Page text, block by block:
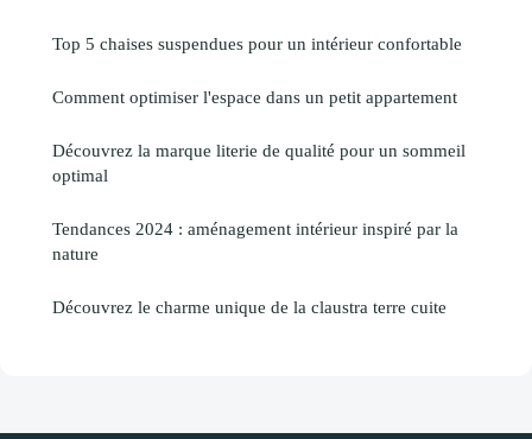
Top 5 chaises suspendues pour un intérieur confortable
Comment optimiser l'espace dans un petit appartement
Découvrez la marque literie de qualité pour un sommeil
optimal
Tendances 2024 : aménagement intérieur inspiré par la
nature
Découvrez le charme unique de la claustra terre cuite